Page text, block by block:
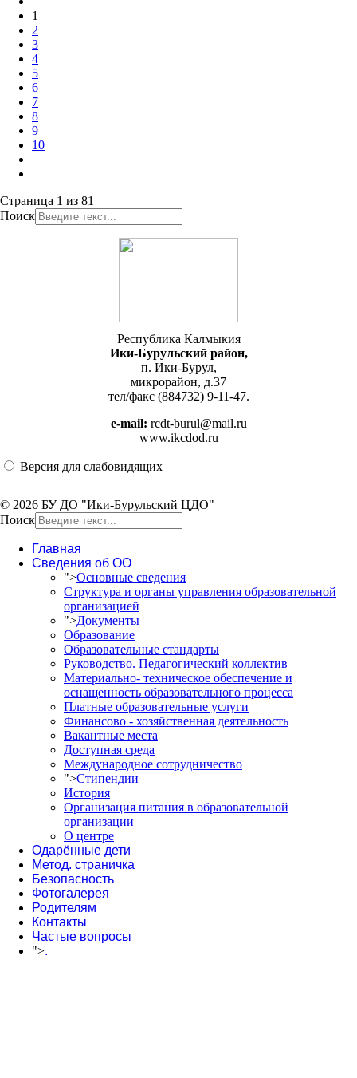
1
2
3
4
5
6
7
8
9
10
Страница 1 из 81
Поиск
Республика Калмыкия
Ики-Бурульский район,
п. Ики-Бурул,
микрорайон, д.37
тел/факс (884732) 9-11-47.
e-mail: rcdt-burul@mail.ru
www.ikcdod.ru
Версия для слабовидящих
© 2026 БУ ДО "Ики-Бурульский ЦДО"
Поиск
Главная
Сведения об ОО
">Основные сведения
Структура и органы управления образовательной
организацией
">Документы
Образование
Образовательные стандарты
Руководство. Педагогический коллектив
Материально- техническое обеспечение и
оснащенность образовательного процесса
Платные образовательные услуги
Финансово - хозяйственная деятельность
Вакантные места
Доступная среда
Международное сотрудничество
">Стипендии
История
Организация питания в образовательной
организации
О центре
Одарённые дети
Метод. страничка
Безопасность
Фотогалерея
Родителям
Контакты
Частые вопросы
">.